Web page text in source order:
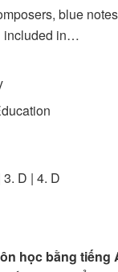
blue
included in…
3. D | 4. D
học bằng tiếng